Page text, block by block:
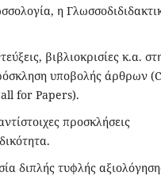
η
βιβλιοκρισίες κ.α.
υποβολής άρθρων
for Papers).
προσκλήσεις
διπλής τυφλής